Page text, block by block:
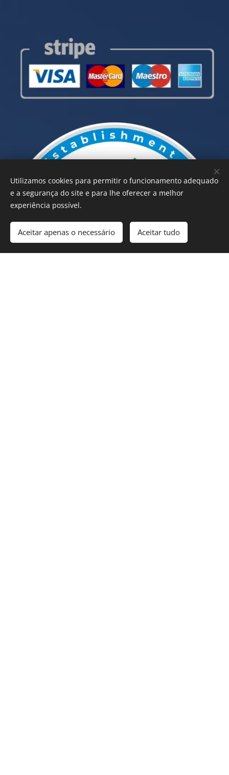
Utilizamos cookies para permitir o funcionamento adequado
e a segurança do site e para lhe oferecer a melhor
experiência possível.
Aceitar apenas o necessário Aceitar tudo